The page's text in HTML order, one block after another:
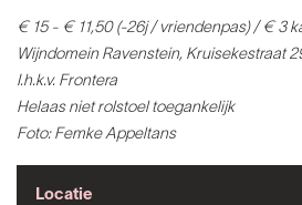
€ 15 - € 11,50 (-26j / vriendenpas) / € 3
Wijndomein Ravenstein, Kruisekestraat
I.h.k.v. Frontera
Helaas niet rolstoel toegankelijk
Foto: Femke Appeltans
Locatie